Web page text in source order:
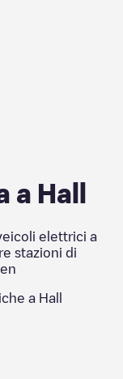
a Hall
elettrici a
stazioni di
a Hall